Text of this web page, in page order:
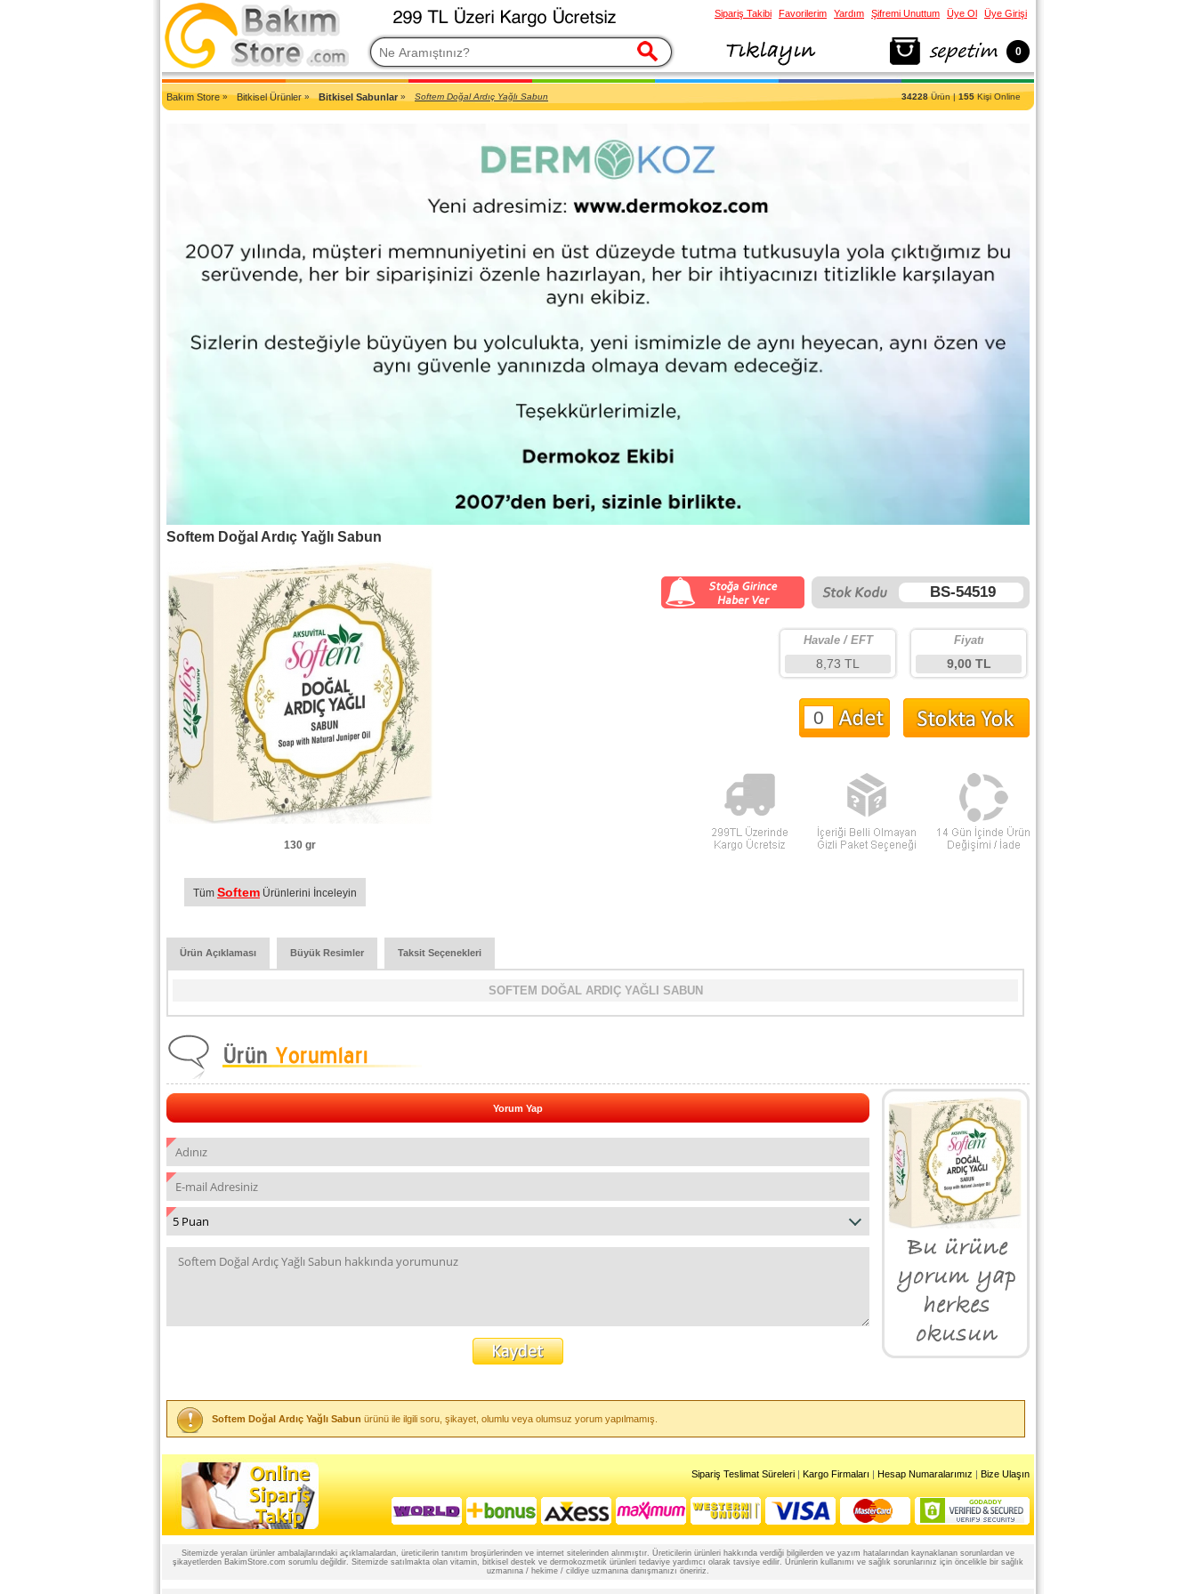
2007'den Beri Türkiye'nin En Güncel Bakım Ürünleri Eczane Sitesi
Bakım Store» Bitkisel Ürünler» Bitkisel Sabunlar » Softem Doğal Ardıç Yağlı Sabun 34228Ürün |155Kişi Online
Softem Doğal Ardıç Yağlı Sabun
130 gr
BS-54519
Fiyatı
9,00 TL
Havale / EFT
8,73 TL
Tüm Softem Ürünlerini İnceleyin
Ürün Açıklaması Büyük Resimler Taksit Seçenekleri
SOFTEM DOĞAL ARDIÇ YAĞLI SABUN
Yorum Yap
Softem Doğal Ardıç Yağlı Sabun ürünü ile ilgili soru, şikayet, olumlu veya olumsuz yorum yapılmamış.
Sipariş Teslimat Süreleri | Kargo Firmaları | Hesap Numaralarımız | Bize Ulaşın
Sitemizde yeralan ürünler ambalajlarındaki açıklamalardan, üreticilerin tanıtım broşürlerinden ve internet sitelerinden alınmıştır. Üreticilerin ürünleri hakkında verdiği bilgilerden ve yazım hatalarından kaynaklanan sorunlardan ve
şikayetlerden BakimStore.com sorumlu değildir. Sitemizde satılmakta olan vitamin, bitkisel destek ve dermokozmetik ürünleri tedaviye yardımcı olarak tavsiye edilir. Ürünlerin kullanımı ve sağlık sorunlarınız için öncelikle bir sağlık
uzmanına / hekime / cildiye uzmanına danışmanızı öneririz.
Sipariş Takibi Favorilerim Yardım Şifremi Unuttum Üye Ol Üye Girişi
0